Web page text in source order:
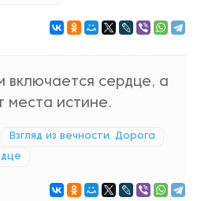
включается сердце, а
места истине.
Взгляд из вечности. Дорога